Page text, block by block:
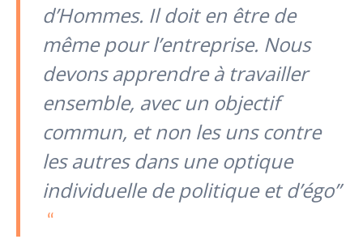
d’Hommes. Il doit en être de
même pour l’entreprise. Nous
devons apprendre à travailler
ensemble, avec un objectif
commun, et non les uns contre
les autres dans une optique
individuelle de politique et d’égo”